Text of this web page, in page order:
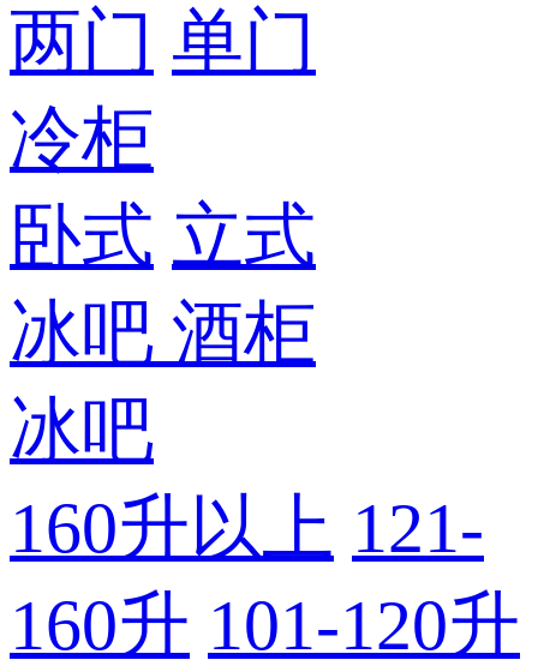
两门 单门
冷柜
卧式 立式
冰吧 酒柜
冰吧
160升以上 121-
160升 101-120升